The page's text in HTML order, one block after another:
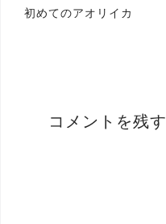
投
初めてのアオリイカ
コメントを残す